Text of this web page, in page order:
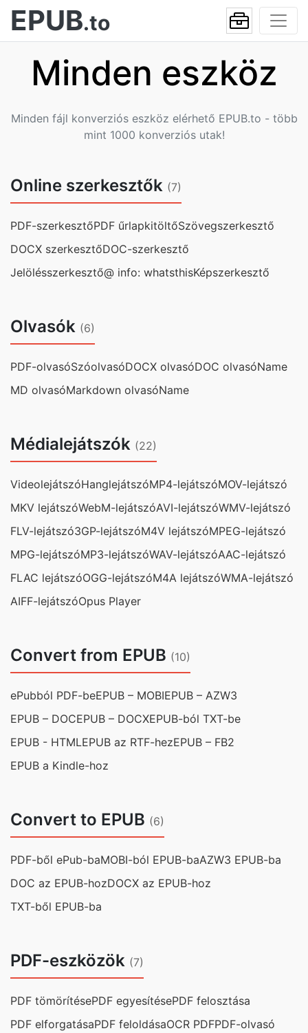
EPUB.to
Minden eszköz
Minden fájl konverziós eszköz elérhető EPUB.to - több
mint 1000 konverziós utak!
Online szerkesztők (7)
PDF-szerkesztőPDF űrlapkitöltőSzövegszerkesztő
DOCX szerkesztőDOC-szerkesztő
Jelölésszerkesztő@ info: whatsthisKépszerkesztő
Olvasók (6)
PDF-olvasóSzóolvasóDOCX olvasóDOC olvasóName
MD olvasóMarkdown olvasóName
Médialejátszók (22)
VideolejátszóHanglejátszóMP4-lejátszóMOV-lejátszó
MKV lejátszóWebM-lejátszóAVI-lejátszóWMV-lejátszó
FLV-lejátszó3GP-lejátszóM4V lejátszóMPEG-lejátszó
MPG-lejátszóMP3-lejátszóWAV-lejátszóAAC-lejátszó
FLAC lejátszóOGG-lejátszóM4A lejátszóWMA-lejátszó
AIFF-lejátszóOpus Player
Convert from EPUB (10)
ePubból PDF-beEPUB – MOBIEPUB – AZW3
EPUB – DOCEPUB – DOCXEPUB-ból TXT-be
EPUB - HTMLEPUB az RTF-hezEPUB – FB2
EPUB a Kindle-hoz
Convert to EPUB (6)
PDF-ből ePub-baMOBI-ból EPUB-baAZW3 EPUB-ba
DOC az EPUB-hozDOCX az EPUB-hoz
TXT-ből EPUB-ba
PDF-eszközök (7)
PDF tömörítésePDF egyesítésePDF felosztása
PDF elforgatásaPDF feloldásaOCR PDFPDF-olvasó